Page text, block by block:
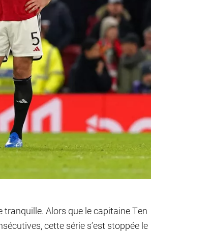
tranquille. Alors que le capitaine Ten
cette série s’est stoppée le